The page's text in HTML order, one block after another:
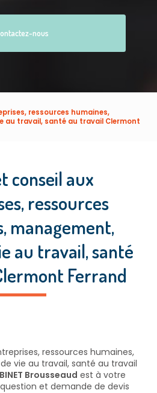
nous
ressources humaines,
au travail, santé au travail Clermont
conseil aux
ressources
management,
au travail, santé
Ferrand
ressources humaines,
vie au travail, santé au travail
Brousseaud est à votre
et demande de devis